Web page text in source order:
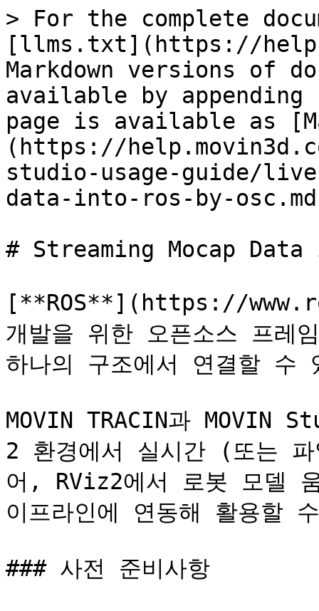
> For the complete
[llms.txt](https://
Markdown versions of
available by
page is available as
(https://
studio-usage-guide/
data-into-ros-by-
# Streaming Mocap Data
[**ROS**](https://
개발을 위한 오픈소스 프
하나의 구조에서 연결할 수
MOVIN TRACIN과 MOVIN
2 환경에서 실시간 (또는
어, RViz2에서 로봇 모델
이프라인에 연동해 활용할
### 사전 준비사항